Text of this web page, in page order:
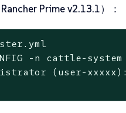
Prime v2.13.1）：
-n cattle-system
(user-xxxxx):